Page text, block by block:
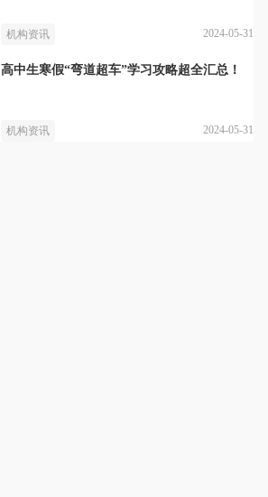
机构资讯 2024-05-31
高中生寒假“弯道超车”学习攻略超全汇总！
机构资讯 2024-05-31